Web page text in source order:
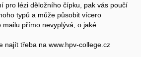
pro lézi děložního čípku, pak vás poučí
typů a může působit vícero
přímo nevyplývá, o jaké
najít třeba na www.hpv-college.cz